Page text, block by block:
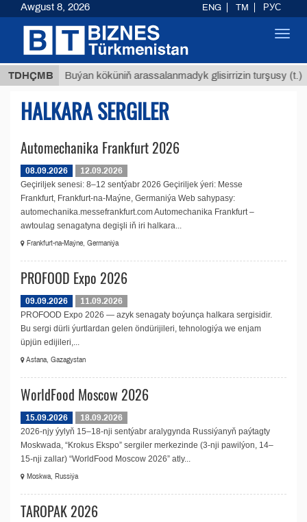
TDHÇMB
ТМТ Buýan köküniň arassalanmadyk glisirrizin turşusy (t.)
HALKARA SERGILER
Automechanika Frankfurt 2026
08.09.2026
12.09.2026
Geçiriljek senesi: 8–12 sentýabr 2026 Geçiriljek ýeri: Messe
Frankfurt, Frankfurt-na-Maýne, Germaniýa Web sahypasy:
automechanika.messefrankfurt.com Automechanika Frankfurt –
awtoulag senagatyna degişli iň iri halkara...
Frankfurt-na-Maýne, Germaniýa
PROFOOD Expo 2026
09.09.2026
11.09.2026
PROFOOD Expo 2026 — azyk senagaty boýunça halkara sergisidir.
Bu sergi dürli ýurtlardan gelen öndürijileri, tehnologiýa we enjam
üpjün edijileri,...
Astana, Gazagystan
WorldFood Moscow 2026
15.09.2026
18.09.2026
2026-njy ýylyň 15–18-nji sentýabr aralygynda Russiýanyň paýtagty
Moskwada, “Krokus Ekspo” sergiler merkezinde (3-nji pawilýon, 14–
15-nji zallar) “WorldFood Moscow 2026” atly...
Moskwa, Russiýa
TAROPAK 2026
Awgust 8, 2026 ENG TM РУС